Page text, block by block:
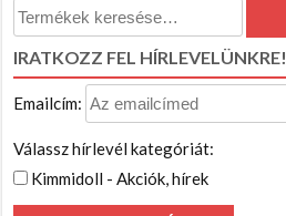
Keresés
a
következőre:
IRATKOZZ FEL HÍRLEVELÜNKRE!
Emailcím:
Válassz hírlevél kategóriát:
Kimmidoll - Akciók, hírek